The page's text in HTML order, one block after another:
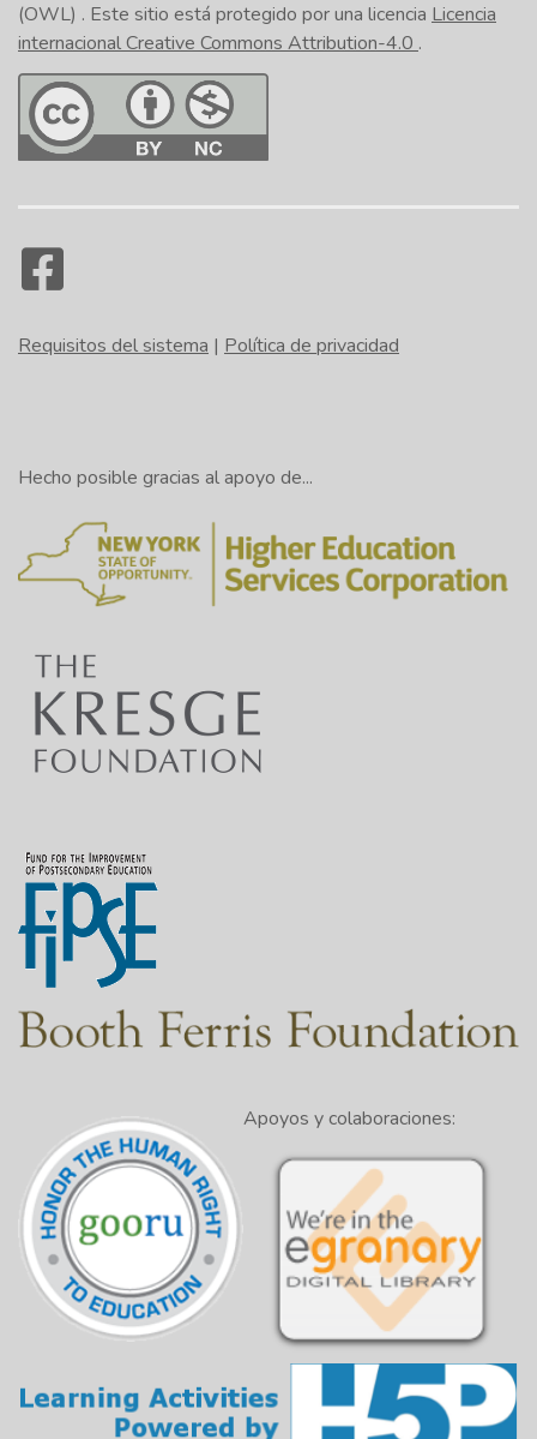
(OWL) . Este sitio está protegido por una licencia Licencia
internacional Creative Commons Attribution-4.0 .
Requisitos del sistema | Política de privacidad
Hecho posible gracias al apoyo de...
Apoyos y colaboraciones: